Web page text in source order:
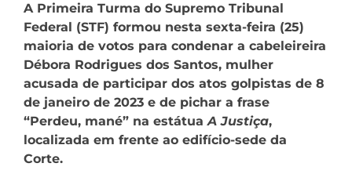
A Primeira Turma do Supremo Tribunal
Federal (STF) formou nesta sexta-feira (25)
maioria de votos para condenar a cabeleireira
Débora Rodrigues dos Santos, mulher
acusada de participar dos atos golpistas de 8
de janeiro de 2023 e de pichar a frase
“Perdeu, mané” na estátuaA Justiça,
localizada em frente ao edifício-sede da
Corte.